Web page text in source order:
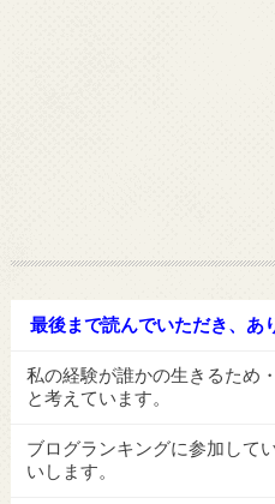
最後まで読んでいただき、あ
私の経験が誰かの生きるため
と考えています。
ブログランキングに参加して
いします。